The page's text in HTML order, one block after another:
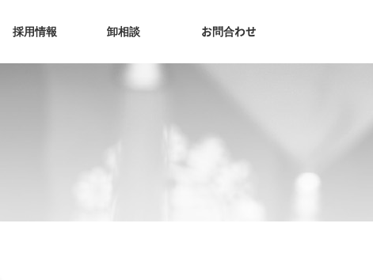
採用情報 卸相談 お問合わせ